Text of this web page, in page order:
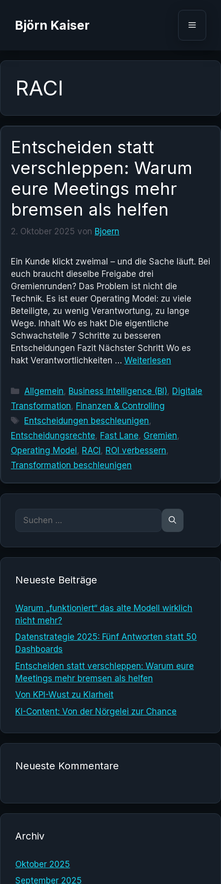
springenBjörn Kaiser Menü
RACI
Entscheiden statt
verschleppen: Warum
eure Meetings mehr
bremsen als helfen
2. Oktober 2025 von Bjoern
Ein Kunde klickt zweimal – und die Sache läuft. Bei
euch braucht dieselbe Freigabe drei
Gremienrunden? Das Problem ist nicht die
Technik. Es ist euer Operating Model: zu viele
Beteiligte, zu wenig Verantwortung, zu lange
Wege. Inhalt Wo es hakt Die eigentliche
Schwachstelle 7 Schritte zu besseren
Entscheidungen Fazit Nächster Schritt Wo es
hakt Verantwortlichkeiten … Weiterlesen
Kategorien
Allgemein, Business Intelligence (BI), Digitale
Transformation, Finanzen & Controlling
Schlagwörter
Entscheidungen beschleunigen,
Entscheidungsrechte, Fast Lane, Gremien,
Operating Model, RACI, ROI verbessern,
Transformation beschleunigen
Suchen
nach:
Neueste Beiträge
Warum „funktioniert“ das alte Modell wirklich
nicht mehr?
Datenstrategie 2025: Fünf Antworten statt 50
Dashboards
Entscheiden statt verschleppen: Warum eure
Meetings mehr bremsen als helfen
Von KPI-Wust zu Klarheit
KI-Content: Von der Nörgelei zur Chance
Neueste Kommentare
Archiv
Oktober 2025
September 2025